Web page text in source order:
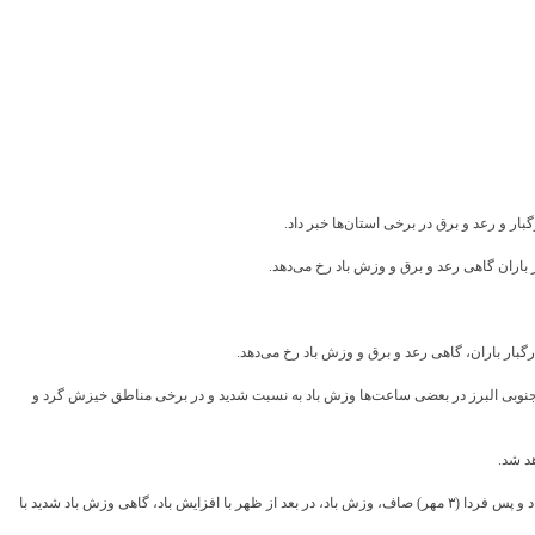
باران گاهی رعد و برق و وزش باد رخ می‌دهد.
البرز در بعضی ساعت‌ها وزش باد به نسبت شدید و در برخی مناطق خیزش گرد و
شد.
او درباره وضعیت جوی تهران طی دو روز آینده گفت: آسمان تهران فردا (۲ مهر) صاف، وزش باد در بعد از ظهر با افزایش ابر و افزایش باد با حداقل و حداکثر دمای ۲۲ و ۳۳ درجه سانتیگراد و پس فردا (۳ مهر) صاف، وزش باد، در بعد از ظهر با افزایش باد، گاهی وزش باد شدید با